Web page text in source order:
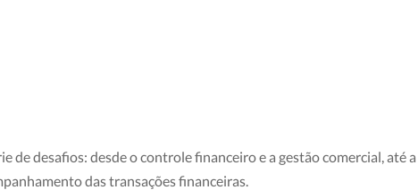
de desafios: desde o controle financeiro e a gestão comercial, até a
das transações financeiras.